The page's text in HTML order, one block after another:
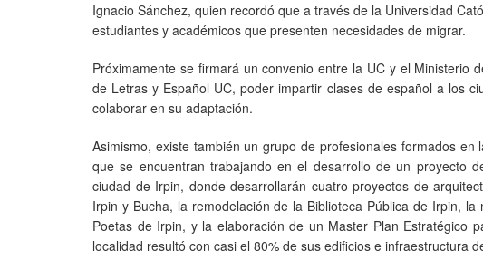
Ignacio Sánchez, quien recordó que a través de la Universidad
estudiantes y académicos que presenten necesidades de migrar.
Próximamente se firmará un convenio entre la UC y el
de Letras y Español UC, poder impartir clases de español a los
colaborar en su adaptación.
Asimismo, existe también un grupo de profesionales formados
que se encuentran trabajando en el desarrollo de un proyecto
ciudad de Irpin, donde desarrollarán cuatro proyectos de
Irpin y Bucha, la remodelación de la Biblioteca Pública de Irpin,
Poetas de Irpin, y la elaboración de un Master Plan Estratégico
localidad resultó con casi el 80% de sus edificios e infraestructura